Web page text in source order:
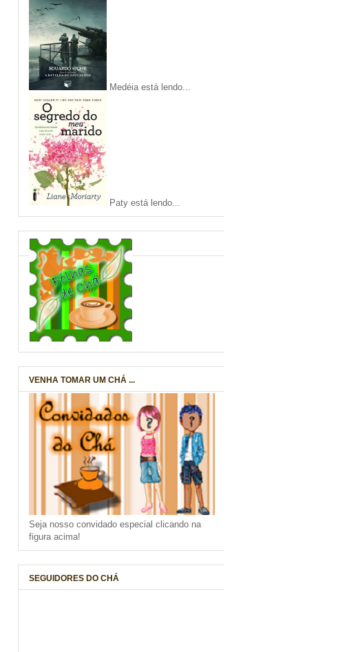
Medéia está lendo...
Paty está lendo...
VENHA TOMAR UM CHÁ ...
Seja nosso convidado especial clicando na
figura acima!
SEGUIDORES DO CHÁ